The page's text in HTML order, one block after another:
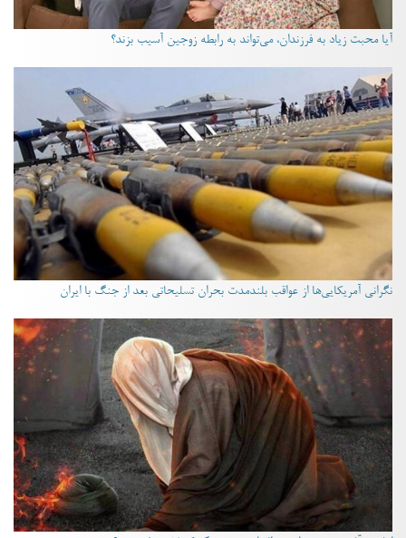
آیا محبت زیاد به فرزندان، می‌تواند به رابطه زوجین آسیب بزند؟
نگرانی آمریکایی‌ها از عواقب بلندمدت بحران تسلیحاتی بعد از جنگ با ایران